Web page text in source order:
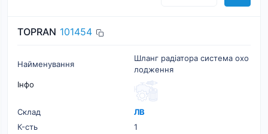
TOPRAN 101454
Найменування
Шланг радіатора система охо
лодження
Інфо
Склад
ЛВ
К-cть
1